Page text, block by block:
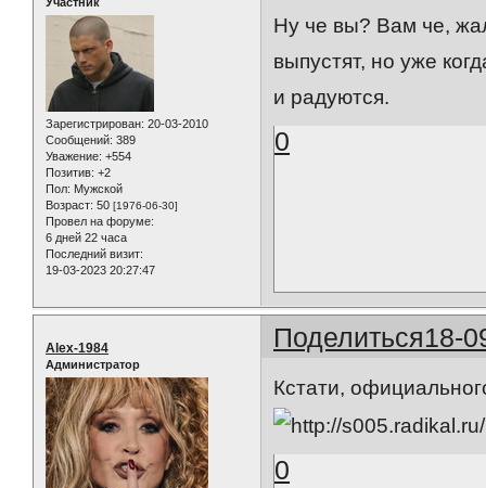
Зарегистрирован: 20-03-2010
Сообщений: 389
Уважение: +554
Позитив: +2
Пол: Мужской
Возраст: 50 [1976-06-30]
Провел на форуме:
6 дней 22 часа
Последний визит:
19-03-2023 20:27:47
Ну че вы? Вам че,
выпустят, но уже
и радуются.
0
Поделиться18-
Alex-1984
Администратор
Кстати,
0